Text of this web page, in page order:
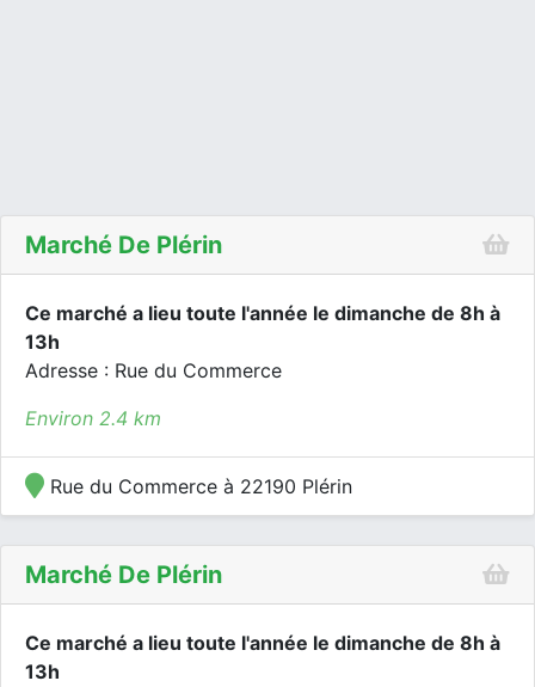
Marché De Plérin
Ce marché a lieu toute l'année le dimanche de 8h à
13h
Adresse : Rue du Commerce
Environ 2.4 km
Rue du Commerce à 22190 Plérin
Marché De Plérin
Ce marché a lieu toute l'année le dimanche de 8h à
13h